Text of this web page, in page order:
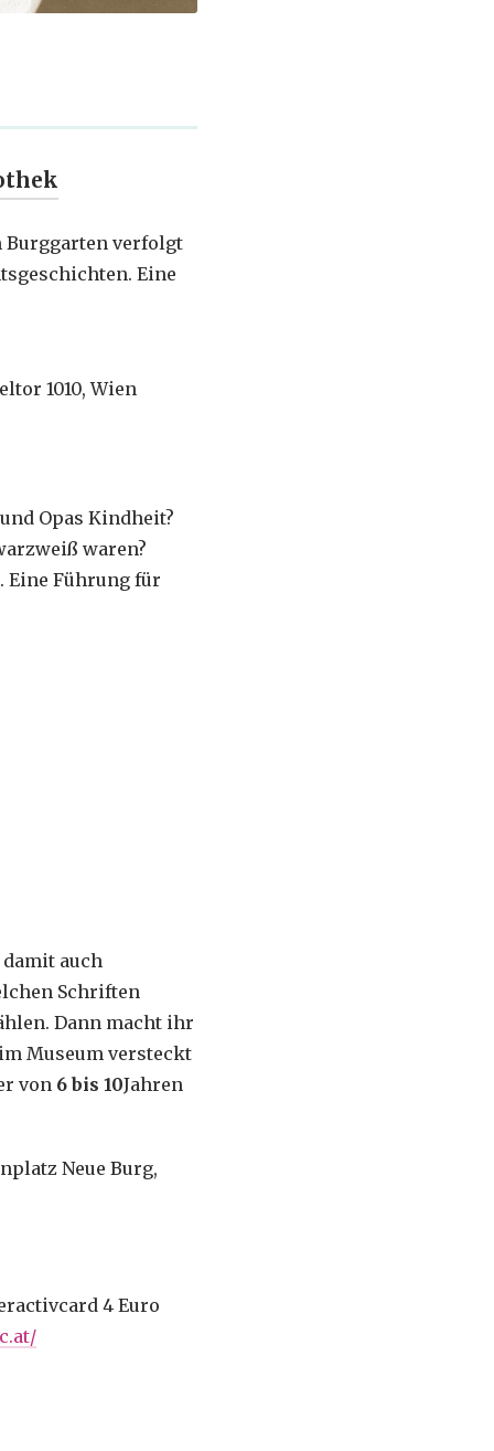
Burggarten verfolgt
Eine
1010, Wien
Opas Kindheit?
waren?
Eine Führung für
auch
Schriften
Dann macht ihr
Museum versteckt
von 6 bis 10Jahren
Neue Burg,
4 Euro